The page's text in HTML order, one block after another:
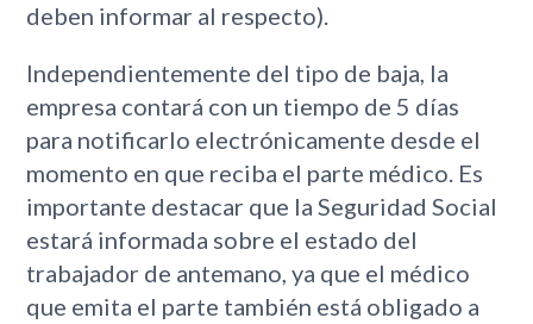
deben informar al respecto).
Independientemente del tipo de baja, la
empresa contará con un tiempo de 5 días
para notificarlo electrónicamente desde el
momento en que reciba el parte médico. Es
importante destacar que la Seguridad Social
estará informada sobre el estado del
trabajador de antemano, ya que el médico
que emita el parte también está obligado a